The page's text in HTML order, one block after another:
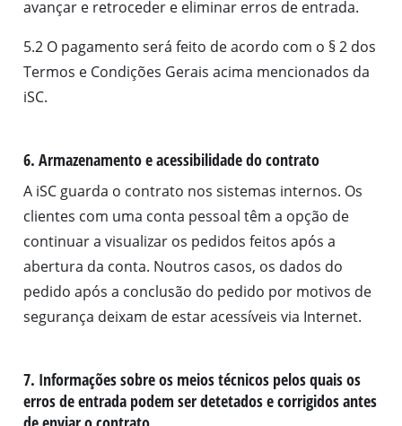
avançar e retroceder e eliminar erros de entrada.
5.2 O pagamento será feito de acordo com o § 2 dos
Termos e Condições Gerais acima mencionados da
iSC.
6. Armazenamento e acessibilidade do contrato
A iSC guarda o contrato nos sistemas internos. Os
clientes com uma conta pessoal têm a opção de
continuar a visualizar os pedidos feitos após a
abertura da conta. Noutros casos, os dados do
pedido após a conclusão do pedido por motivos de
segurança deixam de estar acessíveis via Internet.
7. Informações sobre os meios técnicos pelos quais os
erros de entrada podem ser detetados e corrigidos antes